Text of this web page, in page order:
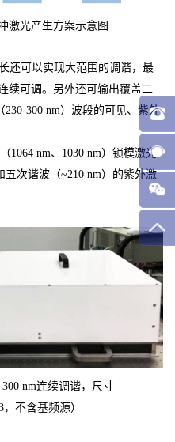
激光产生方案示意图
还可以实现大范围的调谐，最
续可调。另外还可输出覆盖二
300 nm）波段的可见、紫外
1064 nm、1030 nm）锁模激光
次谐波（~210 nm）的紫外激
nm连续调谐，尺寸
不含基频源）